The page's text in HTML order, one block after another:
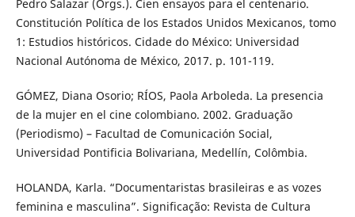
Pedro Salazar (Orgs.). Cien ensayos para el centenario.
Constitución Política de los Estados Unidos Mexicanos, tomo
1: Estudios históricos. Cidade do México: Universidad
Nacional Autónoma de México, 2017. p. 101-119.
GÓMEZ, Diana Osorio; RÍOS, Paola Arboleda. La presencia
de la mujer en el cine colombiano. 2002. Graduação
(Periodismo) – Facultad de Comunicación Social,
Universidad Pontificia Bolivariana, Medellín, Colômbia.
HOLANDA, Karla. “Documentaristas brasileiras e as vozes
feminina e masculina”. Significação: Revista de Cultura